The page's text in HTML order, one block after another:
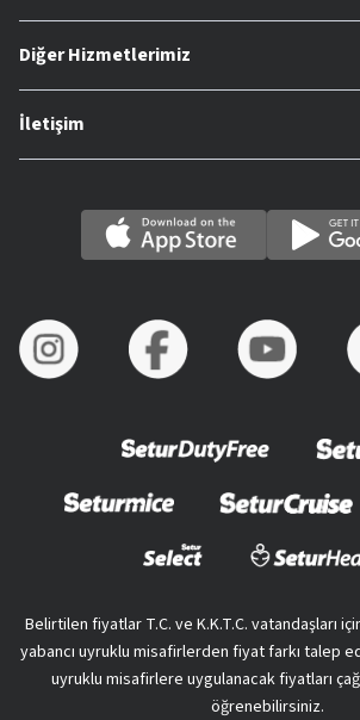
Diğer Hizmetlerimiz
İletişim
Belirtilen fiyatlar T.C. ve K.K.T.C. vatandaşları
yabancı uyruklu misafirlerden fiyat farkı talep
uyruklu misafirlere uygulanacak fiyatları
öğrenebilirsiniz.